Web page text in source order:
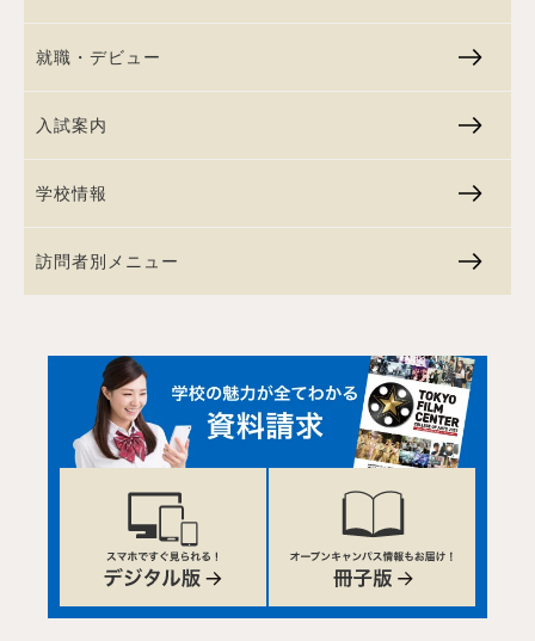
就職・デビュー
入試案内
学校情報
訪問者別メニュー